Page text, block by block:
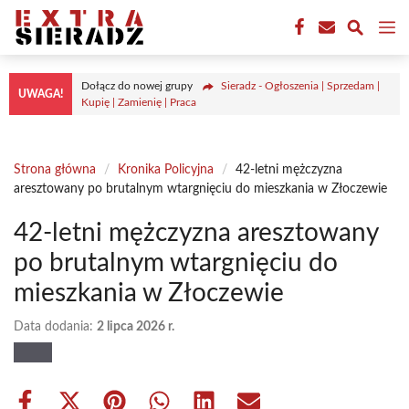
Przejdź
treści
UWAGA!
Dołącz do nowej grupy
Sieradz - Ogłoszenia | Sprzedam |
Kupię | Zamienię | Praca
Strona główna / Kronika Policyjna /
42-letni mężczyzna
aresztowany po brutalnym wtargnięciu do mieszkania w Złoczewie
42-letni mężczyzna aresztowany
po brutalnym wtargnięciu do
mieszkania w Złoczewie
Data dodania: 2 lipca 2026 r.